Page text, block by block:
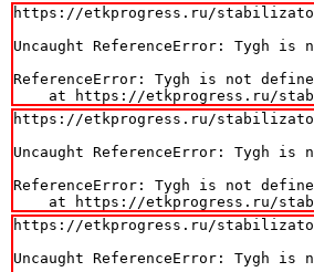
https://etkprogress.ru/stabilizator-
Uncaught ReferenceError: Tygh is
ReferenceError: Tygh is not
at https://etkprogress.ru/
https://etkprogress.ru/
Uncaught ReferenceError: Tygh is
ReferenceError: Tygh is not
at https://etkprogress.ru/
https://etkprogress.ru/
Uncaught ReferenceError: Tygh is